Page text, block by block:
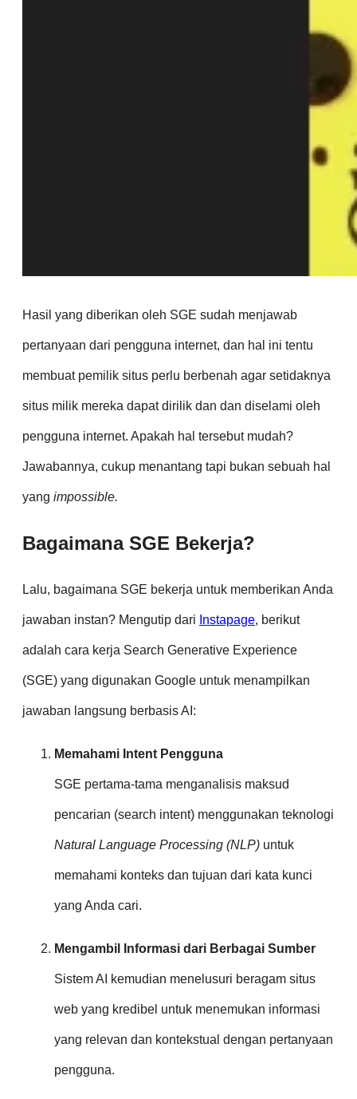
Hasil yang diberikan oleh SGE sudah menjawab
pertanyaan dari pengguna internet, dan hal ini tentu
membuat pemilik situs perlu berbenah agar setidaknya
situs milik mereka dapat dirilik dan dan diselami oleh
pengguna internet. Apakah hal tersebut mudah?
Jawabannya, cukup menantang tapi bukan sebuah hal
yang impossible.
Bagaimana SGE Bekerja?
Lalu, bagaimana SGE bekerja untuk memberikan Anda
jawaban instan? Mengutip dari Instapage, berikut
adalah cara kerja Search Generative Experience
(SGE) yang digunakan Google untuk menampilkan
jawaban langsung berbasis AI:
Memahami Intent Pengguna
SGE pertama-tama menganalisis maksud
pencarian (search intent) menggunakan teknologi
Natural Language Processing (NLP) untuk
memahami konteks dan tujuan dari kata kunci
yang Anda cari.
Mengambil Informasi dari Berbagai Sumber
Sistem AI kemudian menelusuri beragam situs
web yang kredibel untuk menemukan informasi
yang relevan dan kontekstual dengan pertanyaan
pengguna.